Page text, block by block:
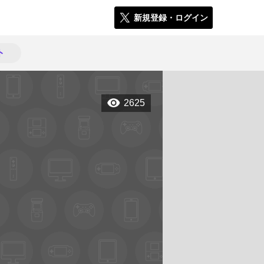
新規登録・ログイン
2625